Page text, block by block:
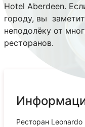
Hotel Aberdeen.
городу, вы
неподолёку от
ресторанов.
Ресторан